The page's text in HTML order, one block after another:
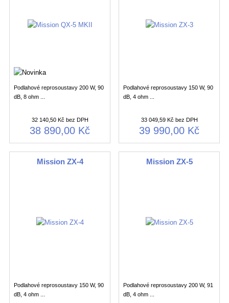
Podlahové reprosoustavy 200 W, 90
dB, 8 ohm ...
32 140,50 Kč bez DPH
38 890,00 Kč
Podlahové reprosoustavy 150 W, 90
dB, 4 ohm ...
33 049,59 Kč bez DPH
39 990,00 Kč
Mission ZX-4
Podlahové reprosoustavy 150 W, 90
dB, 4 ohm ...
Mission ZX-5
Podlahové reprosoustavy 200 W, 91
dB, 4 ohm ...